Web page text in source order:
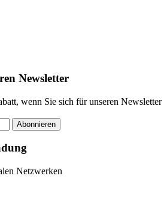
Newsletter
wenn Sie sich für unseren Newsletter
Abonnieren
Netzwerken